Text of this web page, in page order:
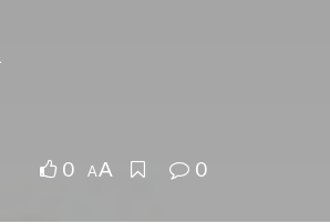
0 AA 0